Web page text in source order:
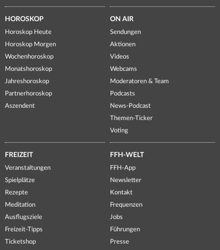
HOROSKOP
Horoskop Heute
Horoskop Morgen
Wochenhoroskop
Monatshoroskop
Jahreshoroskop
Partnerhoroskop
Aszendent
ON AIR
Sendungen
Aktionen
Videos
Webcams
Moderatoren & Team
Podcasts
News-Podcast
Themen-Ticker
Voting
FREIZEIT
Veranstaltungen
Spielplätze
Rezepte
Meditation
Ausflugsziele
Freizeit-Tipps
Ticketshop
FFH-WELT
FFH-App
Newsletter
Kontakt
Frequenzen
Jobs
Führungen
Presse